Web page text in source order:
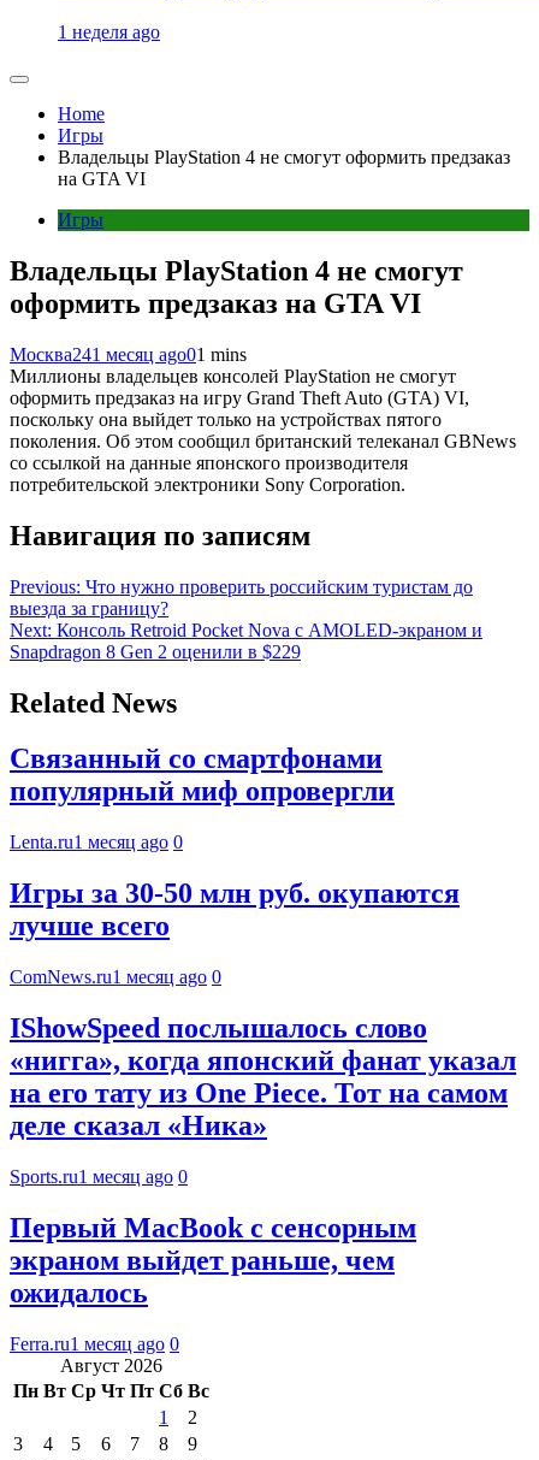
1 неделя ago
Home
Игры
Владельцы PlayStation 4 не смогут оформить предзаказ
на GTA VI
Игры
Владельцы PlayStation 4 не смогут
оформить предзаказ на GTA VI
Москва241 месяц ago01 mins
Миллионы владельцев консолей PlayStation не смогут
оформить предзаказ на игру Grand Theft Auto (GTA) VI,
поскольку она выйдет только на устройствах пятого
поколения. Об этом сообщил британский телеканал GBNews
со ссылкой на данные японского производителя
потребительской электроники Sony Corporation.
Навигация по записям
Previous: Что нужно проверить российским туристам до
выезда за границу?
Next: Консоль Retroid Pocket Nova с AMOLED-экраном и
Snapdragon 8 Gen 2 оценили в $229
Related News
Связанный со смартфонами
популярный миф опровергли
Lenta.ru1 месяц ago 0
Игры за 30-50 млн руб. окупаются
лучше всего
ComNews.ru1 месяц ago 0
IShowSpeed послышалось слово
«нигга», когда японский фанат указал
на его тату из One Piece. Тот на самом
деле сказал «Ника»
Sports.ru1 месяц ago 0
Первый MacBook с сенсорным
экраном выйдет раньше, чем
ожидалось
Ferra.ru1 месяц ago 0
Август 2026
Пн Вт Ср Чт Пт Сб Вс
1
2
3
4 5 6 7 8
9